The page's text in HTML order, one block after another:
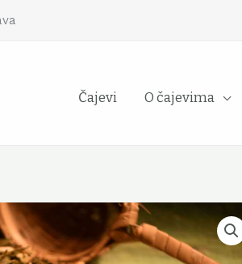
Čajevi O čajevima